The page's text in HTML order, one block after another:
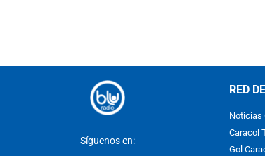
Síguenos en:
RED
Noticias
Caracol
Gol